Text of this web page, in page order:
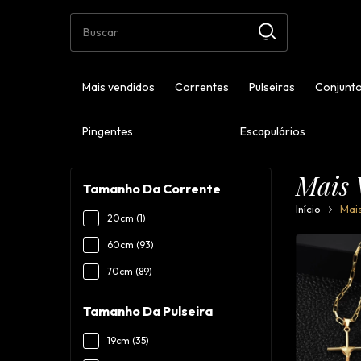
Mais vendidos Correntes Pulseiras
Pingentes Escapulários
Tamanho Da Corrente
20cm (1)
60cm (93)
70cm (89)
Tamanho Da Pulseira
19cm (35)
Mais
Início